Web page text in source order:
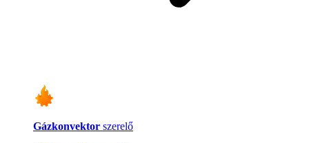
Gázkonvektor szerelő